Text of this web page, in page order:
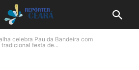
celebra Pau da Bandeira com
festa de...